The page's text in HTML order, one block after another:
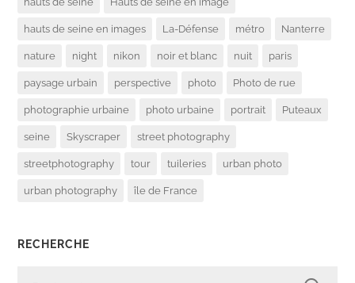
hauts de seine en images La-Défense métro Nanterre
nature night nikon noir et blanc nuit paris
paysage urbain perspective photo Photo de rue
photographie urbaine photo urbaine portrait Puteaux
seine Skyscraper street photography
streetphotography tour tuileries urban photo
urban photography île de France
RECHERCHE